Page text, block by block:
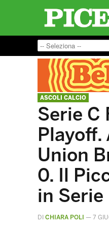
ASCOLI CALCIO
Serie C
Playoff.
Union
0. Il
in Serie
DI CHIARA POLI — 7